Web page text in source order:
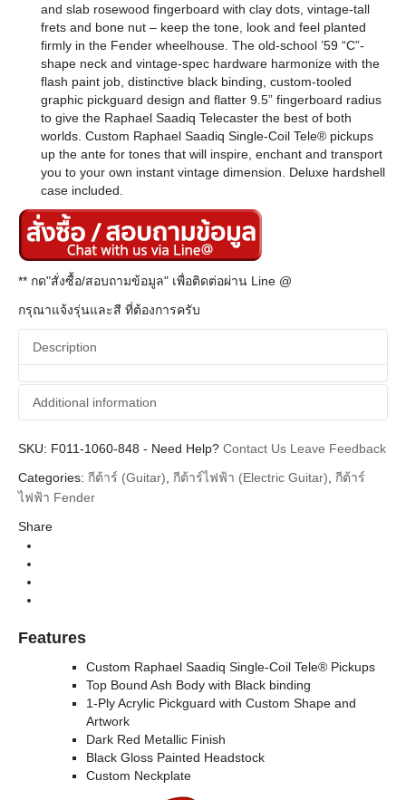
and slab rosewood fingerboard with clay dots, vintage-tall
frets and bone nut – keep the tone, look and feel planted
firmly in the Fender wheelhouse. The old-school ’59 “C”-
shape neck and vintage-spec hardware harmonize with the
flash paint job, distinctive black binding, custom-tooled
graphic pickguard design and flatter 9.5” fingerboard radius
to give the Raphael Saadiq Telecaster the best of both
worlds. Custom Raphael Saadiq Single-Coil Tele® pickups
up the ante for tones that will inspire, enchant and transport
you to your own instant vintage dimension. Deluxe hardshell
case included.
** กด"สั่งซื้อ/สอบถามข้อมูล" เพื่อติดต่อผ่าน Line @
กรุณาแจ้งรุ่นและสี ที่ต้องการครับ
Description
Additional information
Additional information
Brands Fender
SKU: F011-1060-848 - Need Help? Contact Us Leave Feedback
Categories: กีต้าร์ (Guitar), กีต้าร์ไฟฟ้า (Electric Guitar), กีต้าร์
ไฟฟ้า Fender
Share
Features
Custom Raphael Saadiq Single-Coil Tele® Pickups
Top Bound Ash Body with Black binding
1-Ply Acrylic Pickguard with Custom Shape and
Artwork
Dark Red Metallic Finish
Black Gloss Painted Headstock
Custom Neckplate